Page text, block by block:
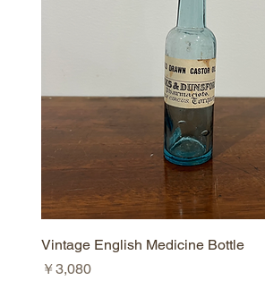
Vintage English Medicine Bottle
価格
￥3,080